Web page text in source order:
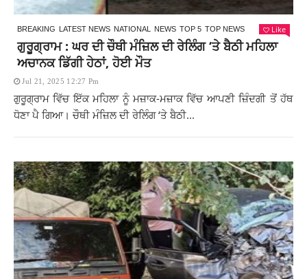
BREAKING LATEST NEWS NATIONAL NEWS TOP 5 TOP NEWS Like
ਗੁਰੂਗ੍ਰਾਮ : ਘਰ ਦੀ ਚੌਥੀ ਮੰਜ਼ਿਲ ਦੀ ਰੇਲਿੰਗ ‘ਤੇ ਬੈਠੀ ਮਹਿਲਾ
ਅਚਾਨਕ ਡਿੱਗੀ ਹੇਠਾਂ, ਹੋਈ ਮੌਤ
Jul 21, 2025 12:27 Pm
ਗੁਰੂਗ੍ਰਾਮ ਵਿੱਚ ਇੱਕ ਮਹਿਲਾ ਨੂੰ ਮਜ਼ਾਕ-ਮਜ਼ਾਕ ਵਿੱਚ ਆਪਣੀ ਜ਼ਿੰਦਗੀ ਤੋਂ ਹੱਥ
ਧੋਣਾ ਪੈ ਗਿਆ। ਚੌਥੀ ਮੰਜ਼ਿਲ ਦੀ ਰੇਲਿੰਗ ‘ਤੇ ਬੈਠੀ...